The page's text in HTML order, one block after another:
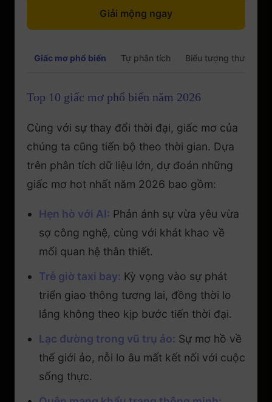
Giải mộng ngay
Giấc mơ phổ biến Tự phân tích Biểu tượng thường
Top 10 giấc mơ phổ biến năm 2026
Cùng với sự thay đổi thời đại, giấc mơ của
chúng ta cũng tiến bộ theo thời gian. Dựa
trên phân tích dữ liệu lớn, dự đoán những
giấc mơ hot nhất năm 2026 bao gồm:
Hẹn hò với AI: Phản ánh sự vừa yêu vừa
sợ công nghệ, cùng với khát khao về
mối quan hệ thân thiết.
Trễ giờ taxi bay: Kỳ vọng vào sự phát
triển giao thông tương lai, đồng thời lo
lắng không theo kịp bước tiến thời đại.
Lạc đường trong vũ trụ ảo: Sự mơ hồ về
thế giới ảo, nỗi lo âu mất kết nối với cuộc
sống thực.